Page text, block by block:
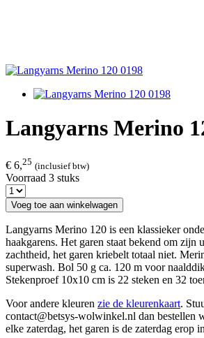
Langyarns Merino
€ 6,25 (inclusief btw)
Voorraad 3 stuks
Voeg toe aan winkelwagen
Langyarns Merino 120 is een klassieker
haakgarens. Het garen staat bekend om zijn
zachtheid, het garen kriebelt totaal niet.
superwash. Bol 50 g ca. 120 m voor
Stekenproef 10x10 cm is 22 steken en 32
Voor andere kleuren zie de kleurenkaart.
contact@betsys-wolwinkel.nl dan bestellen
elke zaterdag, het garen is de zaterdag erop